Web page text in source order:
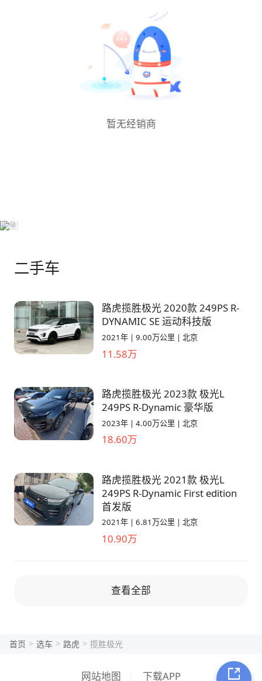
黑屏和冷却液过低的情况。 正常情况carpaly设
置好后一上车就会自动连接手机，偶尔也会有没
自动连上的情况，在手机CarPlay设置中关闭一
下再开启就行。 刚提车没几天时，仪表盘右侧
就突然显示了黄色三角形故障灯，一整个懵住，
但当时没办法下车检查，一路开完过程中也并没
有影响驾驶，等熄火过会再启动至今为止都没显
很“安全”，靠近就会滴滴滴叫，但我停完车下车
置物台，但说真的放任何定西拿取都很不方便！
摩擦，放点瓶瓶罐罐也不容易掉。 其他没啥问
题，总之来说不后悔啦～选路虎也不要考虑油耗
啦
不够线性，顿挫感时不时就会出现。 我对比过
朋友的车，同样是采埃孚变速箱，宝马的8速就
顺滑很多，我这甚至还不如人家8年前凯迪拉克
ATS-L的6AT。 动力方面，还是强劲的，249PS
的马力只要油门踩下去，推背感还是很明显，超
车轻松。底盘扎实稳重，悬挂在过滤路面颠簸时
比较平稳。 油耗及其他问题⛽ 油耗真的是个痛
点，在市区行驶时，夏天油耗基本在15-17个左
外，等红灯自动启停时，方向盘附近会传来电流
暂无经销商
二手车
路虎揽胜极光 2020款 249PS R-
DYNAMIC SE 运动科技版
2021年 | 9.00万公里 | 北京
11.58万
路虎揽胜极光 2023款 极光L
249PS R-Dynamic 豪华版
2023年 | 4.00万公里 | 北京
18.60万
路虎揽胜极光 2021款 极光L
249PS R-Dynamic First edition
首发版
2021年 | 6.81万公里 | 北京
10.90万
查看全部
首页 > 选车 > 路虎 > 揽胜极光
网站地图 下载APP